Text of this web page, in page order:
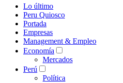
Lo último
Peru Quiosco
Portada
Empresas
Management & Empleo
Economía
Mercados
Perú
Política